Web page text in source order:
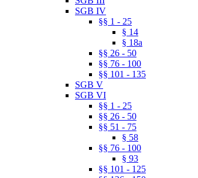
SGB IV
§§ 1 - 25
§ 14
§ 18a
§§ 26 - 50
§§ 76 - 100
§§ 101 - 135
SGB V
SGB VI
§§ 1 - 25
§§ 26 - 50
§§ 51 - 75
§ 58
§§ 76 - 100
§ 93
§§ 101 - 125